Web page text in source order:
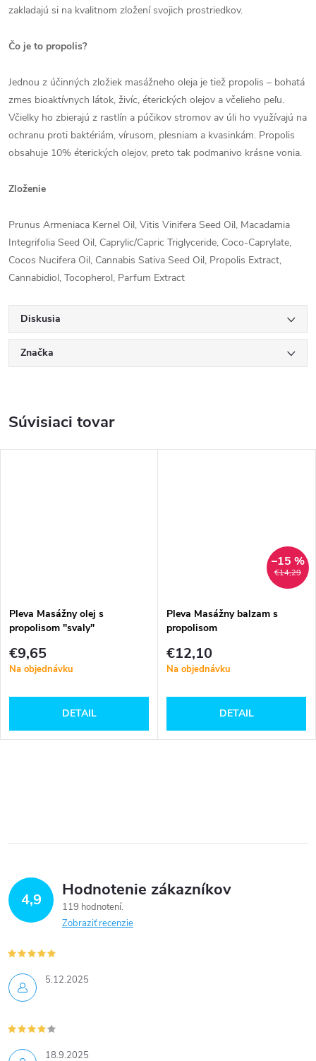
zakladajú si na kvalitnom zložení svojich prostriedkov.
Čo je to propolis?
Jednou z účinných zložiek masážneho oleja je tiež propolis – bohatá
zmes bioaktívnych látok, živíc, éterických olejov a včelieho peľu.
Včielky ho zbierajú z rastlín a púčikov stromov av úli ho využívajú na
ochranu proti baktériám, vírusom, plesniam a kvasinkám. Propolis
obsahuje 10% éterických olejov, preto tak podmanivo krásne vonia.
Zloženie
Prunus Armeniaca Kernel Oil, Vitis Vinifera Seed Oil, Macadamia
Integrifolia Seed Oil, Caprylic/Capric Triglyceride, Coco-Caprylate,
Cocos Nucifera Oil, Cannabis Sativa Seed Oil, Propolis Extract,
Cannabidiol, Tocopherol, Parfum Extract
Diskusia
Značka
Súvisiaci tovar
Pleva Masážny olej s
propolisom "svaly"
€9,65
Na objednávku
DETAIL
€14,29
–15 %
Pleva Masážny balzam s
propolisom
€12,10
Na objednávku
DETAIL
4,9 Hodnotenie zákazníkov
119 hodnotení
Zobraziť recenzie
5.12.2025
18.9.2025